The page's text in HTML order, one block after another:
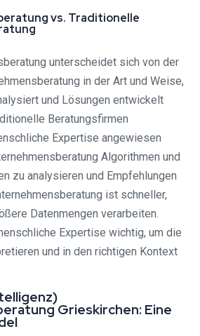
vs. Traditionelle
unterscheidet sich von der
in der Art und Weise,
und Lösungen entwickelt
Beratungsfirmen
Expertise angewiesen
Algorithmen und
zu analysieren und Empfehlungen
ist schneller,
Datenmengen verarbeiten.
Expertise wichtig, um die
und in den richtigen Kontext
Grieskirchen: Eine